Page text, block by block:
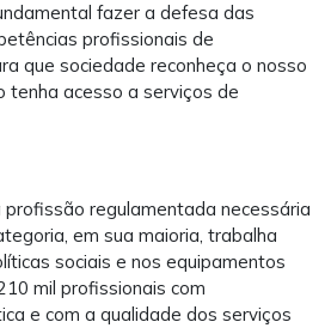
fazer a defesa das
profissionais de
que sociedade reconheça o nosso
tenha acesso a serviços de
profissão regulamentada necessária
em sua maioria, trabalha
sociais e nos equipamentos
mil profissionais com
e com a qualidade dos serviços